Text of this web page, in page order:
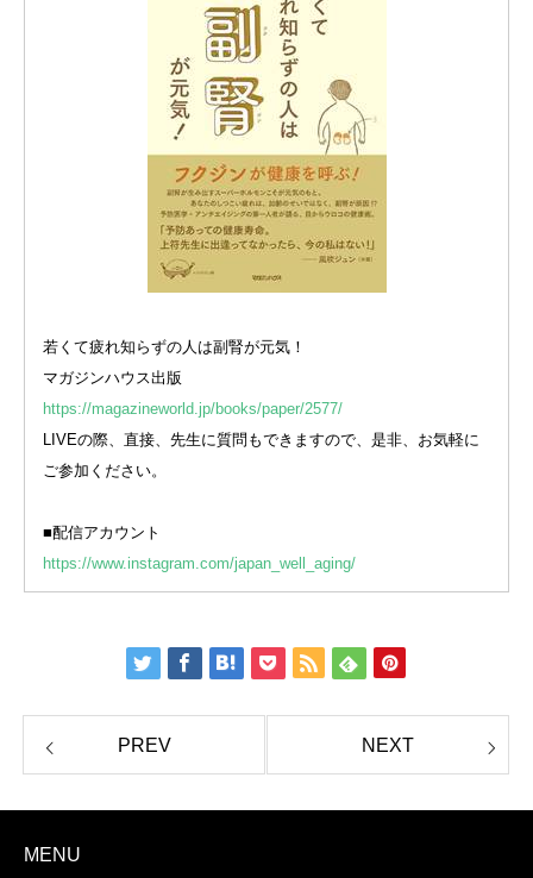
若くて疲れ知らずの人は副腎が元気！
マガジンハウス出版
https://magazineworld.jp/books/paper/2577/
LIVEの際、直接、先生に質問もできますので、是非、お気軽に
ご参加ください。
■配信アカウント
https://www.instagram.com/japan_well_aging/
MENU